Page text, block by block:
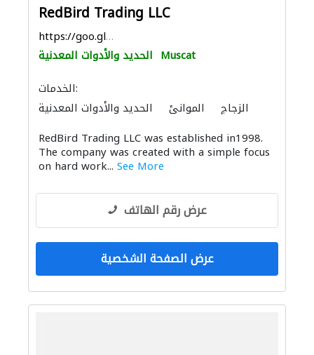
RedBird Trading LLC
https://goo.gl/maps/h1qXYCeX1TiUxxM29
الحديد والأدوات المعدنية Muscat
الخدمات:
الحديد والأدوات المعدنية
الموانئ
الزجاج
RedBird Trading LLC was established in1998.
The company was created with a simple focus
on hard work... See More
عرض رقم الهاتف
عرض الصفحة الشخصية